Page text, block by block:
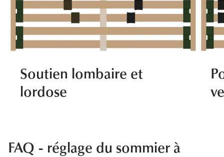
Soutien lombaire et
lordose
FAQ - réglage du sommier à